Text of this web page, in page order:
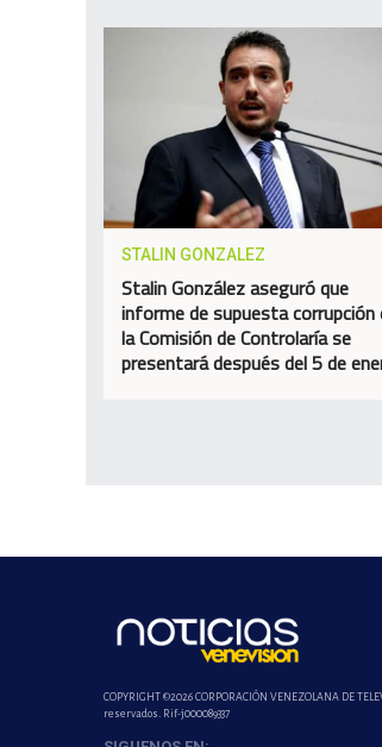
STALIN GONZALEZ
Stalin González aseguró que
informe de supuesta corrupción
la Comisión de Controlaría se
presentará después del 5 de
COPYRIGHT ©2026 CORPORACIÓN VENEZOLANA DE
reservados. Rif-j000089337